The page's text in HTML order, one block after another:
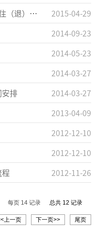
安排的通知
2015-04-29
2014-09-23
2014-05-23
2014-03-27
排
2014-03-27
2013-04-09
2012-12-10
2012-12-10
2012-11-26
每页 14 记录 总共 12 记录
上一页 下一页>> 尾页